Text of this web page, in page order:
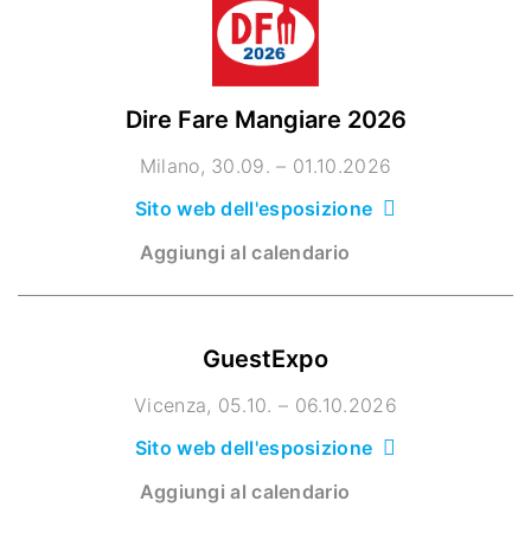
Dire Fare Mangiare 2026
Milano 30.09. – 01.10.2026
Sito web dell'esposizione
Aggiungi al calendario
GuestExpo
Vicenza 05.10. – 06.10.2026
Sito web dell'esposizione
Aggiungi al calendario